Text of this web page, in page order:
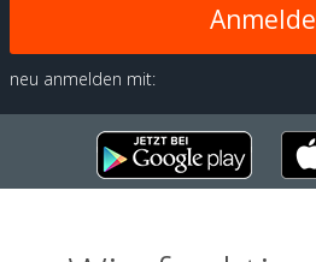
neu anmelden mit: